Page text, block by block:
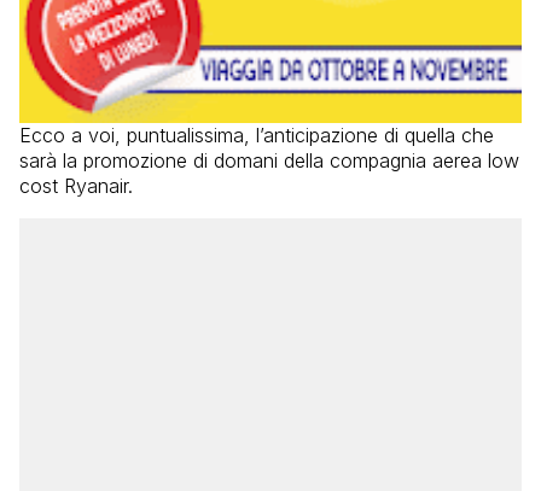
Ecco a voi, puntualissima, l’anticipazione di quella che
sarà la promozione di domani della compagnia aerea low
cost Ryanair.